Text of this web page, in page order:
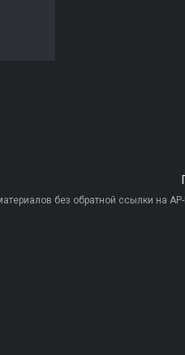
без обратной ссылки на